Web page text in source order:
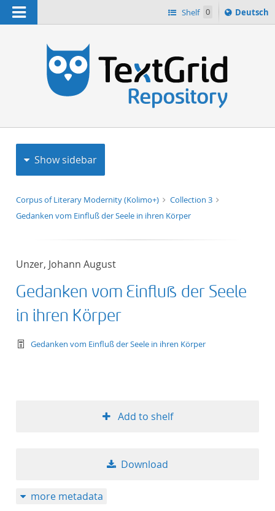
Navigation Shelf 0
Sprache
ï¿½ndern
Deutsch
Show sidebar
Corpus of Literary Modernity (Kolimo+)
Collection 3
Gedanken vom Einfluß der Seele in ihren Körper
Unzer, Johann August
Gedanken vom Einfluß der Seele
in ihren Körper
text/tg.work+xml
Gedanken vom Einfluß der Seele in ihren Körper
Add to shelf
Download
more metadata